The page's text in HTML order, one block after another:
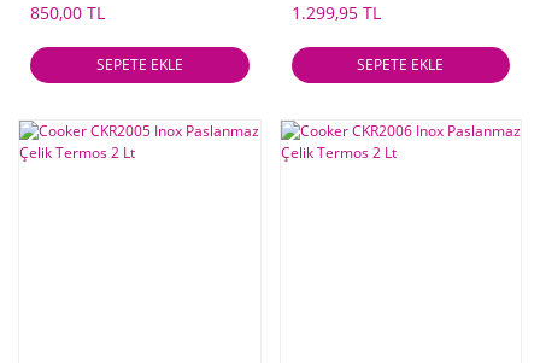
850,00 TL
SEPETE EKLE
1.299,95 TL
SEPETE EKLE